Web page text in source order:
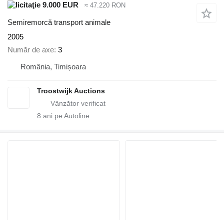
9.000 EUR
≈ 47.220 RON
Semiremorcă transport animale
2005
Număr de axe 3
România, Timișoara
Troostwijk Auctions
8 ani pe Autoline